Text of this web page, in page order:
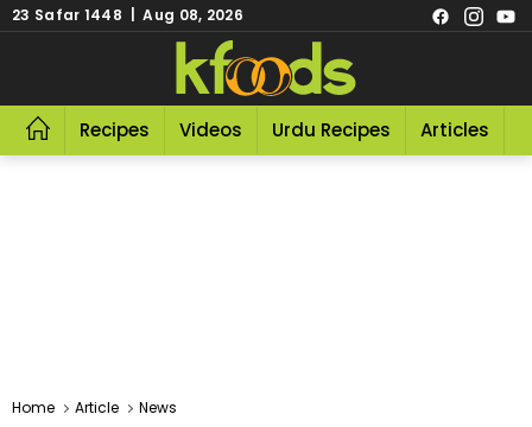
23 Safar 1448 | Aug 08, 2026
Recipes Videos Urdu Recipes Articles
Home Article News